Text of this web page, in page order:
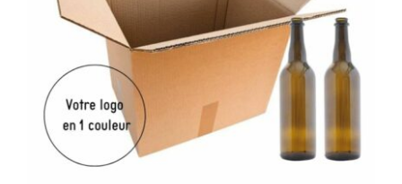
AJOUTER AU PANIER
DÉTAILS